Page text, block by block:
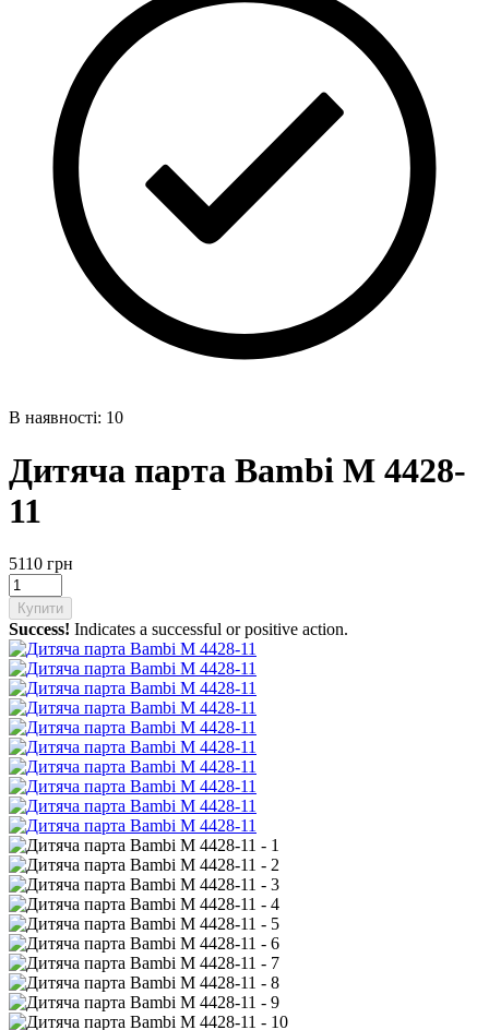
В наявності: 10
Дитяча парта Bambi M 4428-
11
5110 грн
Купити
Success! Indicates a successful or positive action.